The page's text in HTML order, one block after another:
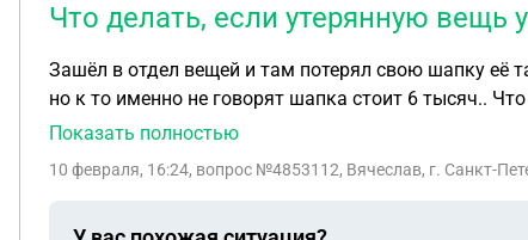
Что делать, если утерянную вещь
Зашёл в отдел вещей и там потерял свою шапку её
но к то именно не говорят шапка стоит 6 тысяч..
Показать полностью
10 февраля, 16:24, вопрос №4853112, Вячеслав, г. Санкт-